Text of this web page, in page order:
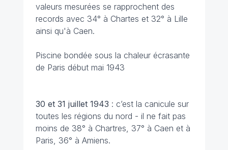
valeurs mesurées se rapprochent des
records avec 34° à Chartes et 32° à Lille
ainsi qu'à Caen.
Piscine bondée sous la chaleur écrasante
de Paris début mai 1943
30 et 31 juillet 1943 : c’est la canicule sur
toutes les régions du nord - il ne fait pas
moins de 38° à Chartres, 37° à Caen et à
Paris, 36° à Amiens.